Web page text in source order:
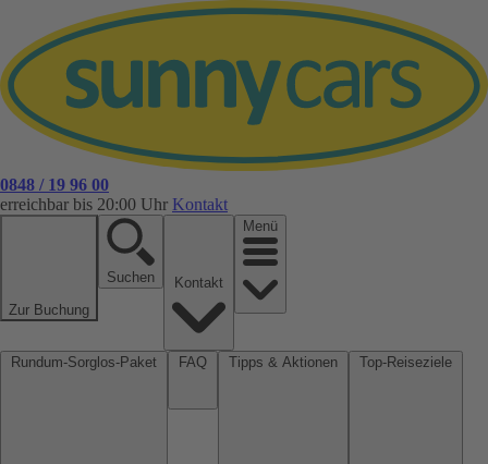
0848 / 19 96 00
erreichbar bis 20:00 Uhr Kontakt
Zur Buchung
Suchen
Menü